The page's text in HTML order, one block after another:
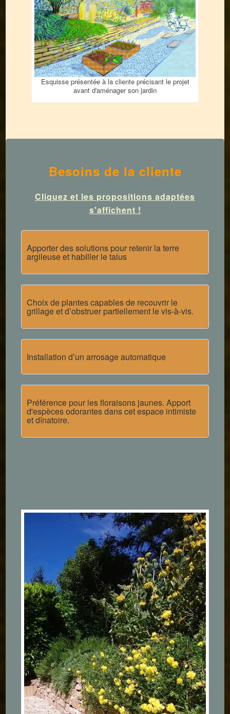
Esquisse présentée à la cliente précisant le projet
avant d'aménager son jardin
Besoins de la cliente
Cliquez et les propositions adaptées
s'affichent !
Apporter des solutions pour retenir la terre
argileuse et habiller le talus
Choix de plantes capables de recouvrir le
grillage et d’obstruer partiellement le vis-à-vis.
Installation d’un arrosage automatique
Préférence pour les floraisons jaunes. Apport
d'espèces odorantes dans cet espace intimiste
et dînatoire.